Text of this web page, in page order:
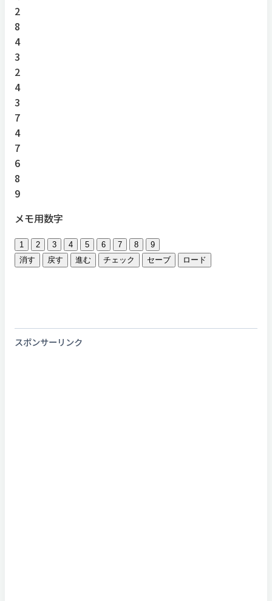
2
8
4
3
2
4
3
7
4
7
6
8
9
メモ用数字
1 2 3 4 5 6 7 8
9
消す
戻す 進む チェック セーブ ロード
スポンサーリンク